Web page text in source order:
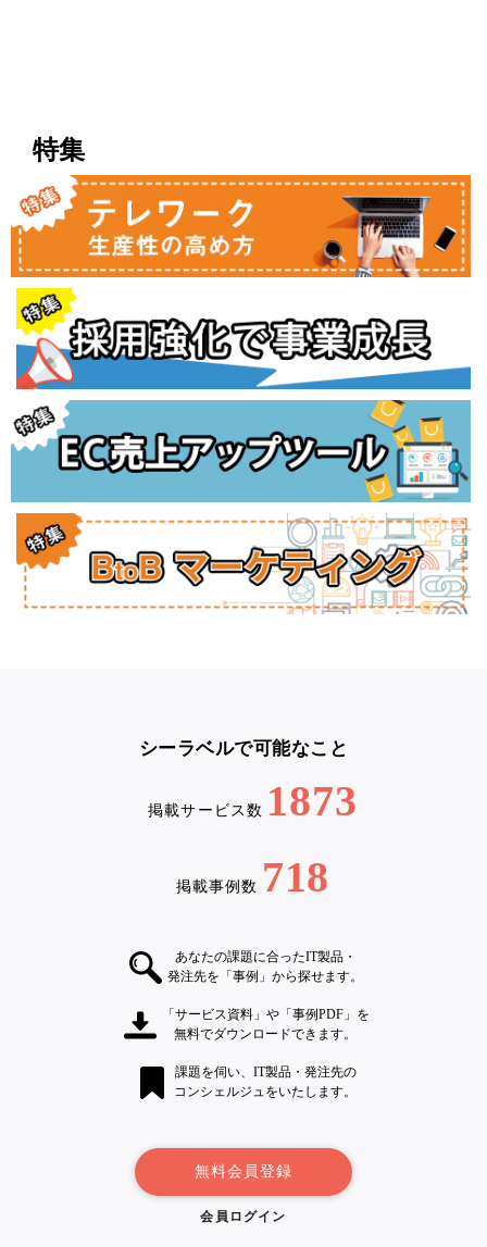
特集
シーラベルで可能なこと
掲載サービス数 1873
掲載事例数 718
あなたの課題に合ったIT製品・
発注先を「事例」から探せます。
「サービス資料」や「事例PDF」を
無料でダウンロードできます。
課題を伺い、IT製品・発注先の
コンシェルジュをいたします。
無料会員登録
会員ログイン